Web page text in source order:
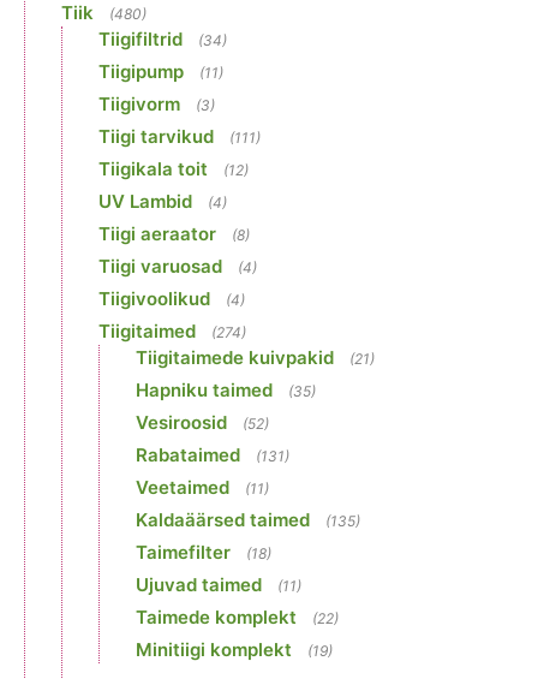
Tiik (480)
Tiigifiltrid (34)
Tiigipump (11)
Tiigivorm (3)
Tiigi tarvikud (111)
Tiigikala toit (12)
UV Lambid (4)
Tiigi aeraator (8)
Tiigi varuosad (4)
Tiigivoolikud (4)
Tiigitaimed (274)
Tiigitaimede kuivpakid (21)
Hapniku taimed (35)
Vesiroosid (52)
Rabataimed (131)
Veetaimed (11)
Kaldaäärsed taimed (135)
Taimefilter (18)
Ujuvad taimed (11)
Taimede komplekt (22)
Minitiigi komplekt (19)